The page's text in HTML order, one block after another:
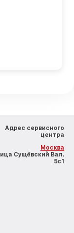
Адрес сервисного
центра
Москва
Сущёвский Вал,
5с1